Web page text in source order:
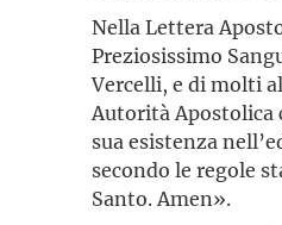
Nella Lettera
Preziosissimo
Vercelli, e di molti
Autorità Apostolica
sua esistenza
secondo le regole
Santo. Amen».